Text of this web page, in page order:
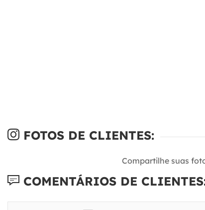
FOTOS DE CLIENTES:
Compartilhe suas
COMENTÁRIOS DE